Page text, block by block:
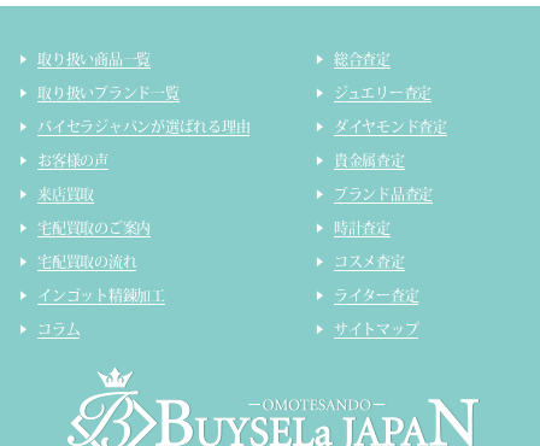
取り扱い商品一覧
取り扱いブランド一覧
バイセラジャパンが選ばれる理由
お客様の声
来店買取
宅配買取のご案内
宅配買取の流れ
インゴット精錬加工
コラム
総合査定
ジュエリー査定
ダイヤモンド査定
貴金属査定
ブランド品査定
時計査定
コスメ査定
ライター査定
サイトマップ